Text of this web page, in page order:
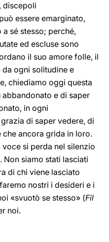
discepoli
essere emarginato,
sé stesso; perché,
ed escluse sono
il suo amore folle, il
ogni solitudine e
chiediamo oggi questa
e di saper
in ogni
di saper vedere, di
ancora grida in loro.
si perda nel silenzio
Non siamo stati lasciati
di chi viene lasciato
nostri i desideri e i
«svuotò se stesso» (Fil
noi.